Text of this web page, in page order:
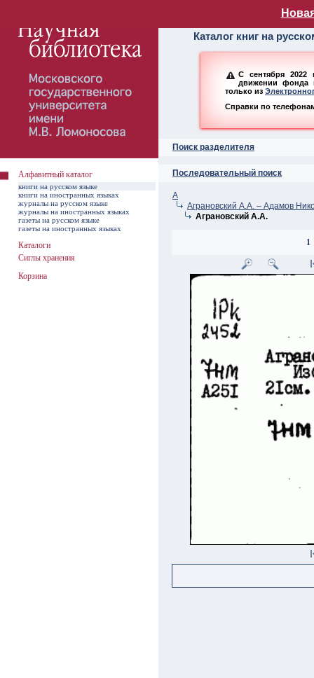
Алфавитный
Каталог книг на
С сентября 2022
движении фонда
только из
Справки по
Поиск разделителя
Последовательный поиск
А
Аграновский А.А. – Адамов
Аграновский А.А.
1
Алфавитный каталог
книги на русском языке
книги на иностранных языках
журналы на русском языке
журналы на иностранных языках
газеты на русском языке
газеты на иностранных языках
Каталоги
Сиглы хранения
Корзина